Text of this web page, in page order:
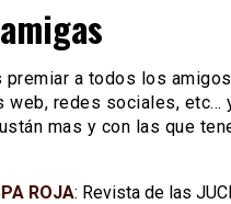
premiar a todos los
web, redes sociales, etc…
mas y con las que
ROJA: Revista de las